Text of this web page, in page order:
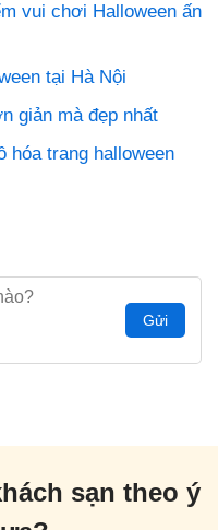
vui chơi Halloween ấn
tại Hà Nội
giản mà đẹp nhất
hóa trang halloween
Gửi
sạn theo ý